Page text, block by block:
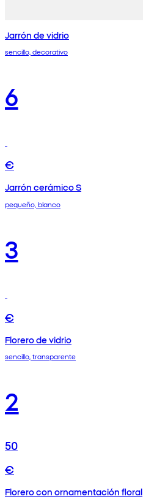
Jarrón de vidrio
sencillo, decorativo
6
€
Jarrón cerámico S
pequeño, blanco
3
€
Florero de vidrio
sencillo, transparente
2
50
€
Florero con ornamentación floral